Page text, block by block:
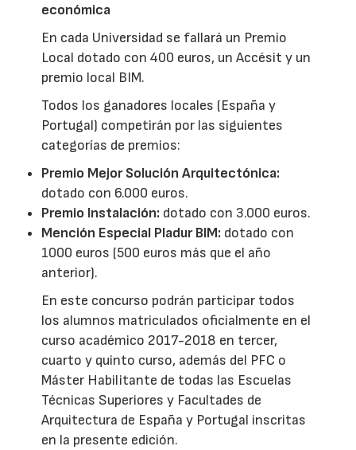
económica
En cada Universidad se fallará un Premio
Local dotado con 400 euros, un Accésit y un
premio local BIM.
Todos los ganadores locales (España y
Portugal) competirán por las siguientes
categorías de premios:
Premio Mejor Solución Arquitectónica:
dotado con 6.000 euros.
Premio Instalación: dotado con 3.000 euros.
Mención Especial Pladur BIM: dotado con
1000 euros (500 euros más que el año
anterior).
En este concurso podrán participar todos
los alumnos matriculados oficialmente en el
curso académico 2017-2018 en tercer,
cuarto y quinto curso, además del PFC o
Máster Habilitante de todas las Escuelas
Técnicas Superiores y Facultades de
Arquitectura de España y Portugal inscritas
en la presente edición.